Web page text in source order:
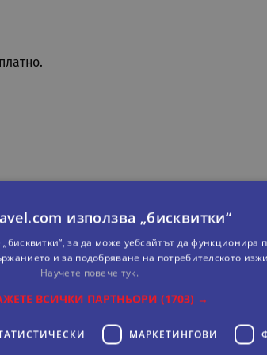
използва „бисквитки“
за да може уебсайтът да функционира
и за подобряване на потребителското
Научете повече тук.
ВСИЧКИ ПАРТНЬОРИ (1703) →
МАРКЕТИНГOВИ